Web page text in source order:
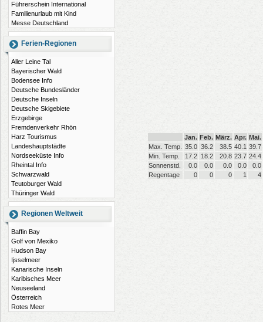
Führerschein International
Familienurlaub mit Kind
Messe Deutschland
Ferien-Regionen
Aller Leine Tal
Bayerischer Wald
Bodensee Info
Deutsche Bundesländer
Deutsche Inseln
Deutsche Skigebiete
Erzgebirge
Fremdenverkehr Rhön
Harz Tourismus
Landeshauptstädte
Nordseeküste Info
Rheintal Info
Schwarzwald
Teutoburger Wald
Thüringer Wald
Regionen Weltweit
Baffin Bay
Golf von Mexiko
Hudson Bay
Ijsselmeer
Kanarische Inseln
Karibisches Meer
Neuseeland
Österreich
Rotes Meer
Jan. Feb. März. Apr. Mai.
Max. Temp.
35.0 36.2 38.5 40.1 39.7
Min. Temp.
17.2 18.2 20.8 23.7 24.4
Sonnenstd.
0.0 0.0 0.0 0.0
0.0
Regentage
0 0 0 1 4